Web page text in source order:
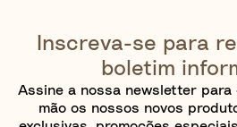
Inscreva-se para
boletim
Assine a nossa newsletter para
mão os nossos novos